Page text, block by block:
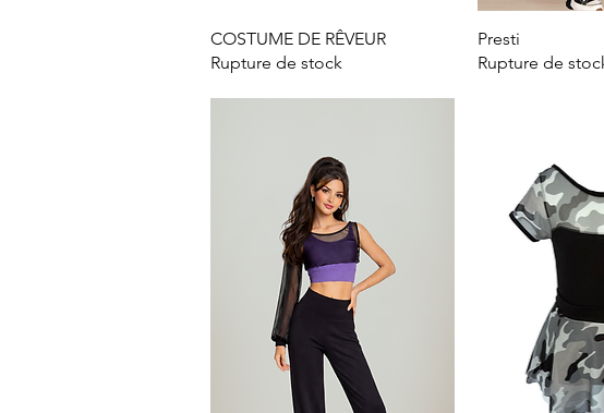
Aperçu rapide
COSTUME DE RÊVEUR
Rupture de stock
Presti
Rupture de